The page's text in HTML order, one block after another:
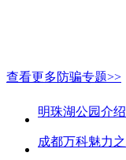
查看更多防骗专题>>
明珠湖公园介
成都万科魅力